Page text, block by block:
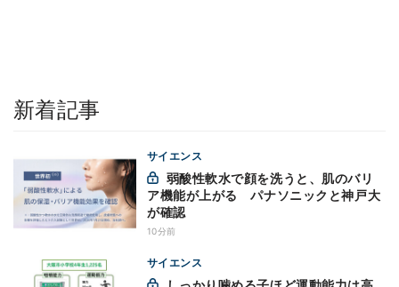
新着記事
サイエンス
ア機能が上がる パナソニックと神戸大
が確認
10分前
サイエンス